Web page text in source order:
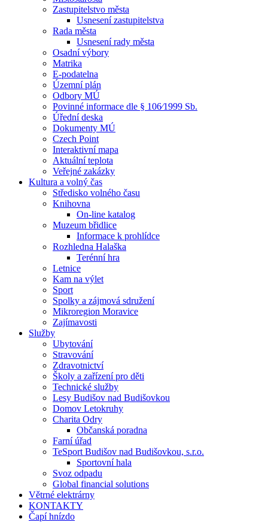
Zastupitelstvo města
Usnesení zastupitelstva
Rada města
Usnesení rady města
Osadní výbory
Matrika
E-podatelna
Územní plán
Odbory MÚ
Povinné informace dle § 106⁄1999 Sb.
Úřední deska
Dokumenty MÚ
Czech Point
Interaktivní mapa
Aktuální teplota
Veřejné zakázky
Kultura a volný čas
Středisko volného času
Knihovna
On-line katalog
Muzeum břidlice
Informace k prohlídce
Rozhledna Halaška
Terénní hra
Letnice
Kam na výlet
Sport
Spolky a zájmová sdružení
Mikroregion Moravice
Zajímavosti
Služby
Ubytování
Stravování
Zdravotnictví
Školy a zařízení pro děti
Technické služby
Lesy Budišov nad Budišovkou
Domov Letokruhy
Charita Odry
Občanská poradna
Farní úřad
TeSport Budišov nad Budišovkou, s.r.o.
Sportovní hala
Svoz odpadu
Global financial solutions
Větrné elektrárny
KONTAKTY
Čapí hnízdo